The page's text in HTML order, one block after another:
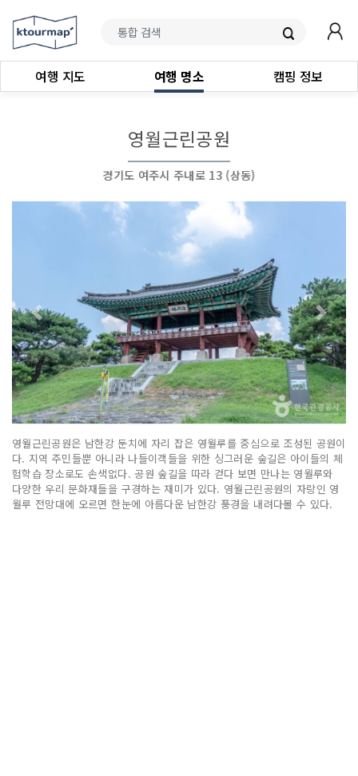
여행 지도 여행 명소 캠핑 정보
영월근린공원
경기도 여주시 주내로 13 (상동)
영월근린공원은 남한강 둔치에 자리 잡은 영월루를 중심으로 조성된 공원이
다. 지역 주민들뿐 아니라 나들이객들을 위한 싱그러운 숲길은 아이들의 체
험학습 장소로도 손색없다. 공원 숲길을 따라 걷다 보면 만나는 영월루와
다양한 우리 문화재들을 구경하는 재미가 있다. 영월근린공원의 자랑인 영
월루 전망대에 오르면 한눈에 아름다운 남한강 풍경을 내려다볼 수 있다.